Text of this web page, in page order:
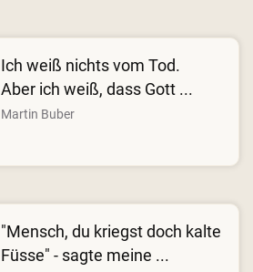
Ich weiß nichts vom Tod.
Aber ich weiß, dass Gott ...
Martin Buber
"Mensch, du kriegst doch kalte
Füsse" - sagte meine ...